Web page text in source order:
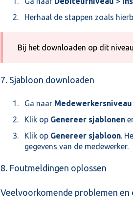
Herhaal de stappen zoals
Bij het downloaden op dit
7. Sjabloon downloaden
Ga naar Medewerkersniveau
Klik op Genereer sjablonen
Klik op Genereer sjabloon.
gegevens van de medewerker.
8. Foutmeldingen oplossen
Veelvoorkomende problemen en